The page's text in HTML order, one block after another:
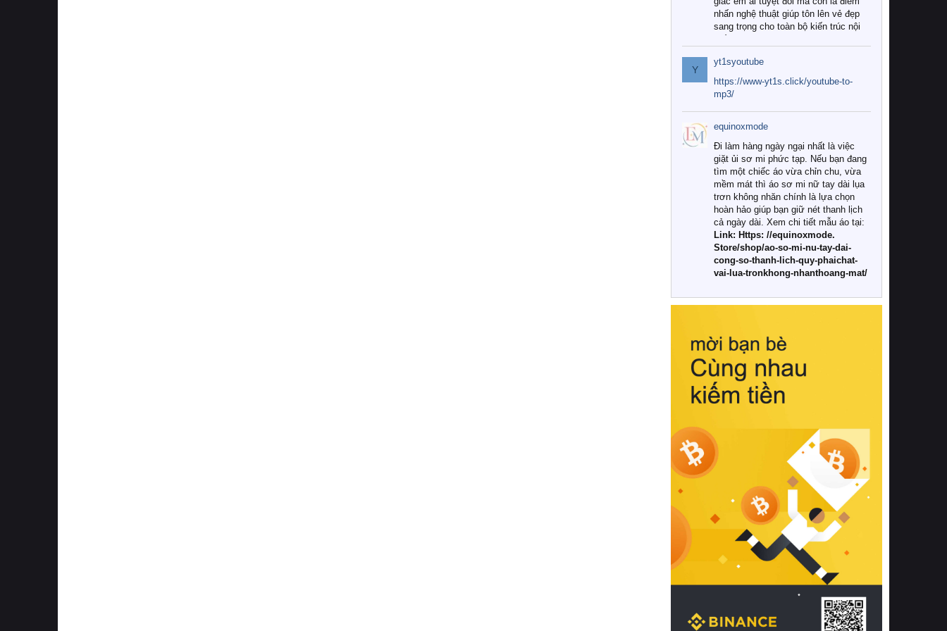
nhấn nghệ thuật giúp tôn lên vẻ đẹp
sang trọng cho toàn bộ kiến trúc nội
Tuy nhiên, giữa thị trường đa dạng
với vô vàn thương hiệu và mẫu mã
như hiện nay, làm thế nào để chọn
được những bộ chăn ga gối đệm cao
cấp thực sự chất lượng, phù hợp với
khí hậu và nhu cầu sử dụng của gia
đình? Hãy cùng chúng tôi đi tìm lời
giải đáp chi tiết qua bài viết dưới đây.
1. Tại sao các gia đình hiện đại lại ưa
chuộng chăn ga gối đệm cao cấp?
Khác với các dòng sản phẩm thông
thường, những bộ chăn ga gối đệm
cao cấp trải qua quy trình sản xuất
nghiêm ngặt từ khâu chọn lọc nguyên
liệu tự nhiên đến công nghệ dệt
nhuộm hiện đại không chứa hóa chất
này, bạn sẽ cảm nhận rõ rệt sự khác
hồi chuẩn xác của phần đệm nâng đỡ
cột sống.
Bên cạnh đó, việc lựa chọn các dòng
sản phẩm đạt chuẩn chất lượng quốc
tế còn giúp ngăn ngừa tình trạng kích
khuẩn và nấm mốc trong điều kiện
thời tiết nóng ẩm. Bạn có thể tìm hiểu
thêm các nghiên cứu khoa học về tác
động của giấc ngủ và môi trường
phòng ngủ đối với sức khỏe con
người tại Sleep Foundation (External
Link) để có cái nhìn toàn diện hơn.
2. Các tiêu chí vàng khi lựa chọn
chăn ga gối đệm cao cấp cho phòng
ngủ
Để sở hữu một bộ chăn ga gối đệm
cao cấp hoàn hảo cả về thẩm mỹ lẫn
công năng, người tiêu dùng cần cân
nhắc kỹ lưỡng các tiêu chí quan trọng
Y
yt1syoutube
https://www-yt1s.click/youtube-to-
mp3/
equinoxmode
Đi làm hàng ngày ngại nhất là việc
giặt ủi sơ mi phức tạp. Nếu bạn đang
tìm một chiếc áo vừa chỉn chu, vừa
mềm mát thì áo sơ mi nữ tay dài lụa
trơn không nhăn chính là lựa chọn
hoàn hảo giúp bạn giữ nét thanh lịch
cả ngày dài. Xem chi tiết mẫu áo tại:
Link: Https: //equinoxmode.
Store/shop/ao-so-mi-nu-tay-dai-
cong-so-thanh-lich-quy-phaichat-
vai-lua-tronkhong-nhanthoang-mat/